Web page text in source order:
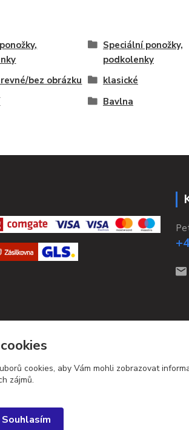
Speciální ponožky,
podkolenky
bez obrázku klasické
Bavlna
cookies, aby Vám mohli zobrazovat
zájmů.
Souhlasím